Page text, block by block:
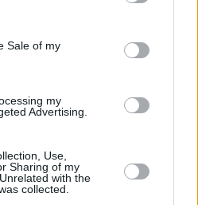
and its third-party tags to
purposes in below Google
Sale of my
my
Advertising.
Use,
Sharing of my
with the
collected.
τον
με
17